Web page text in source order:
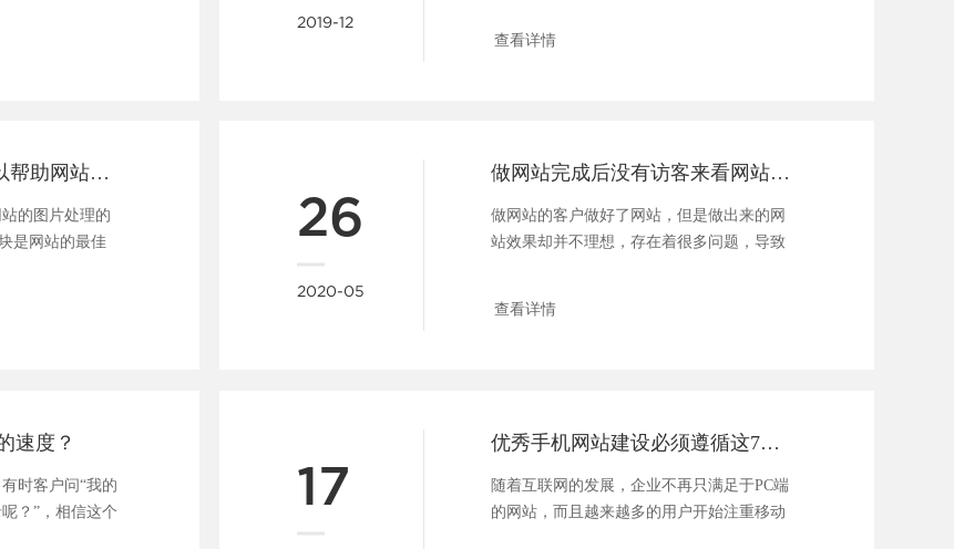
2019-12
查看详情
一张好的banner图可以帮助网站吸引用户、促进转化
的图片处理的
是网站的最佳
26
2020-05
做网站完成后没有访客来看网站怎么办？
做网站的客户做好了网站，但是做出来的网
站效果却并不理想，存在着很多问题，导致
查看详情
速度？
时客户问“我的
？”，相信这个
17
优秀手机网站建设必须遵循这7大规则
随着互联网的发展，企业不再只满足于PC端
的网站，而且越来越多的用户开始注重移动